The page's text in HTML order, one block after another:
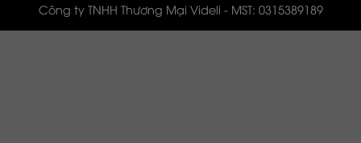
Công ty TNHH Thương Mại Videli - MST: 0315389189